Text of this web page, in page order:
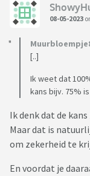
08-05-2023
[..]
Ik weet dat
kans bijv. 75%
Ik denk dat de
Maar dat is
om zekerheid te
En voordat je